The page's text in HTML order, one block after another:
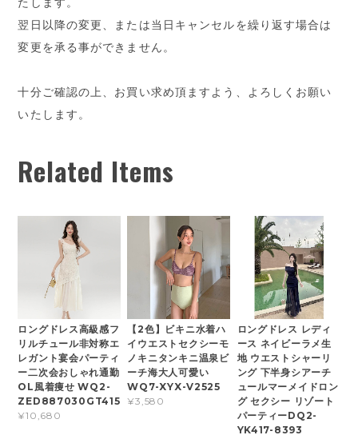
たします。
翌日以降の変更、または当日キャンセルを繰り返す場合は
変更を承る事ができません。
十分ご確認の上、お買い求め頂ますよう、よろしくお願い
いたします。
Related Items
ロングドレス高級感フ
リルチュール非対称エ
レガント宴会パーティ
ー二次会おしゃれ通勤
OL風着痩せ WQ2-
ZED887030GT415
¥10,680
【2色】ビキニ水着ハ
イウエストセクシーモ
ノキニタンキニ温泉ビ
ーチ海大人可愛い
WQ7-XYX-V2525
¥3,580
ロングドレス レディ
ース ネイビーラメ生
地 ウエストシャーリ
ング 下半身シアーチ
ュールマーメイドロン
グ セクシー リゾート
パーティーDQ2-
YK417-8393